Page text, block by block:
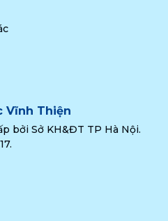
Vĩnh Thiện
bởi Sở KH&ĐT TP Hà Nội.